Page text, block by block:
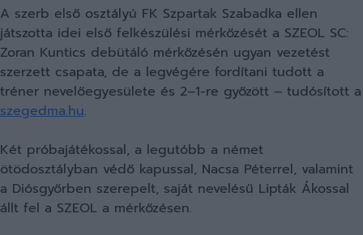
A szerb első osztályú FK Szpartak Szabadka ellen
játszotta idei első felkészülési mérkőzését a SZEOL SC:
Zoran Kuntics debütáló mérkőzésén ugyan vezetést
szerzett csapata, de a legvégére fordítani tudott a
tréner nevelőegyesülete és 2–1-re győzött – tudósított a
szegedma.hu.
Két próbajátékossal, a legutóbb a német
ötödosztályban védő kapussal, Nacsa Péterrel, valamint
a Diósgyőrben szerepelt, saját nevelésű Lipták Ákossal
állt fel a SZEOL a mérkőzésen.